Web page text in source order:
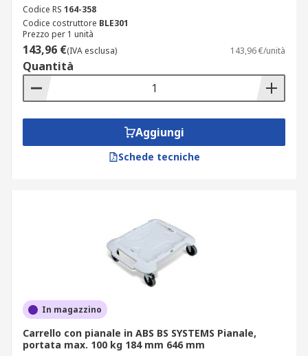
Codice RS 164-358
Codice costruttore BLE301
Prezzo per 1 unità
143,96 €(IVA esclusa) 143,96 €/unità
Quantità
Aggiungi
Schede tecniche
In magazzino
Carrello con pianale in ABS BS SYSTEMS Pianale,
portata max. 100 kg 184 mm 646 mm